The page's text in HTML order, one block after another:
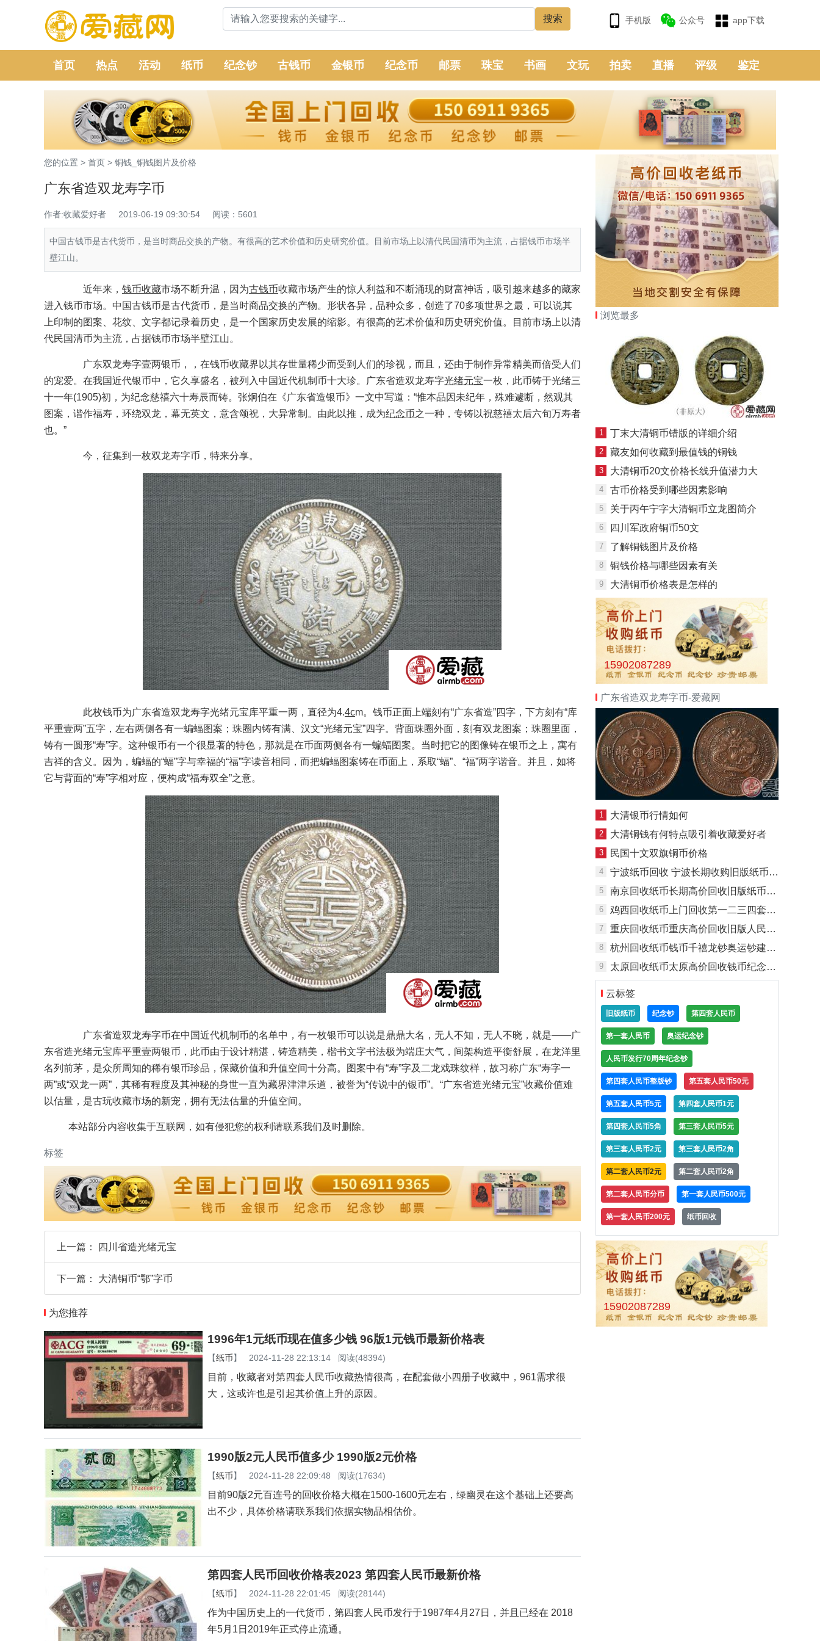
手机版 公众号 app下载
首页 热点 活动 纸币 纪念钞 古钱币 金银币 纪念币 邮票 珠宝 书画 文玩 拍卖 直播 评级 鉴定
您的位置 > 首页 > 铜钱_铜钱图片及价格
广东省造双龙寿字币
作者:收藏爱好者 2019-06-19 09:30:54 阅读：5601
中国古钱币是古代货币，是当时商品交换的产物。有很高的艺术价值和历史研究价值。目前市场上以清代民国清币为主流，占据钱币市场半
壁江山。
近年来， 钱币收藏市场不断升温，因为古钱币收藏市场产生的惊人利益和不断涌现的财富神话，吸引越来越多的藏家
进入钱币市场。中国古钱币是古代货币，是当时商品交换的产物。形状各异，品种众多，创造了70多项世界之最，可以说其
上印制的图案、花纹、文字都记录着历史，是一个国家历史发展的缩影。有很高的艺术价值和历史研究价值。目前市场上以清
代民国清币为主流，占据钱币市场半壁江山。
广东双龙寿字壹两银币，，在钱币收藏界以其存世量稀少而受到人们的珍视，而且，还由于制作异常精美而倍受人们
的宠爱。在我国近代银币中，它久享盛名，被列入中国近代机制币十大珍。广东省造双龙寿字光绪元宝一枚，此币铸于光绪三
十一年(1905)初，为纪念慈禧六十寿辰而铸。张炯伯在《广东省造银币》一文中写道：“惟本品因未纪年，殊难遽断，然观其
图案，谐作福寿，环绕双龙，幕无英文，意含颂祝，大异常制。由此以推，成为纪念币之一种，专铸以祝慈禧太后六旬万寿者
也。”
今，征集到一枚双龙寿字币，特来分享。
此枚钱币为广东省造双龙寿字光绪元宝库平重一两，直径为4.4cm。钱币正面上端刻有“广东省造”四字，下方刻有“库
平重壹两”五字，左右两侧各有一蝙蝠图案；珠圈内铸有满、汉文“光绪元宝”四字。背面珠圈外面，刻有双龙图案；珠圈里面，
铸有一圆形“寿”字。这种银币有一个很显著的特色，那就是在币面两侧各有一蝙蝠图案。当时把它的图像铸在银币之上，寓有
吉祥的含义。因为，蝙蝠的“蝠”字与幸福的“福”字读音相同，而把蝙蝠图案铸在币面上，系取“蝠”、“福”两字谐音。并且，如将
它与背面的“寿”字相对应，便构成“福寿双全”之意。
广东省造双龙寿字币在中国近代机制币的名单中，有一枚银币可以说是鼎鼎大名，无人不知，无人不晓，就是——广
东省造光绪元宝库平重壹两银币，此币由于设计精湛，铸造精美，楷书文字书法极为端庄大气，间架构造平衡舒展，在龙洋里
名列前茅，是众所周知的稀有银币珍品，保藏价值和升值空间十分高。图案中有“寿”字及二龙戏珠纹样，故习称广东“寿字一
两”或“双龙一两”，其稀有程度及其神秘的身世一直为藏界津津乐道，被誉为“传说中的银币”。“广东省造光绪元宝”收藏价值难
以估量，是古玩收藏市场的新宠，拥有无法估量的升值空间。
本站部分内容收集于互联网，如有侵犯您的权利请联系我们及时删除。
标签
上一篇： 四川省造光绪元宝
下一篇： 大清铜币“鄂”字币
为您推荐
1996年1元纸币现在值多少钱 96版1元钱币最新价格表
【纸币】 2024-11-28 22:13:14 阅读(48394)
目前，收藏者对第四套人民币收藏热情很高，在配套做小四册子收藏中，961需求很
大，这或许也是引起其价值上升的原因。
1990版2元人民币值多少 1990版2元价格
【纸币】 2024-11-28 22:09:48 阅读(17634)
目前90版2元百连号的回收价格大概在1500-1600元左右，绿幽灵在这个基础上还要高
出不少，具体价格请联系我们依据实物品相估价。
第四套人民币回收价格表2023 第四套人民币最新价格
【纸币】 2024-11-28 22:01:45 阅读(28144)
作为中国历史上的一代货币，第四套人民币发行于1987年4月27日，并且已经在 2018
年5月1日2019年正式停止流通。
浏览最多
1 丁末大清铜币错版的详细介绍
2 藏友如何收藏到最值钱的铜钱
3 大清铜币20文价格长线升值潜力大
4 古币价格受到哪些因素影响
5 关于丙午宁字大清铜币立龙图简介
6 四川军政府铜币50文
7 了解铜钱图片及价格
8 铜钱价格与哪些因素有关
9 大清铜币价格表是怎样的
15902087289
广东省造双龙寿字币-爱藏网
1 大清银币行情如何
2 大清铜钱有何特点吸引着收藏爱好者
3 民国十文双旗铜币价格
4 宁波纸币回收 宁波长期收购旧版纸币 宁波高价回收金银币
5 南京回收纸币长期高价回收旧版纸币人民币龙钞
6 鸡西回收纸币上门回收第一二三四套人民币奥运钞龙钞
7 重庆回收纸币重庆高价回收旧版人民币纪念钞连体钞
8 杭州回收纸币钱币千禧龙钞奥运钞建国钞
9 太原回收纸币太原高价回收钱币纪念钞太原收购纸币
云标签
旧版纸币 纪念钞 第四套人民币
第一套人民币 奥运纪念钞
人民币发行70周年纪念钞
第四套人民币整版钞 第五套人民币50元
第五套人民币5元 第四套人民币1元
第四套人民币5角 第三套人民币5元
第三套人民币2元 第三套人民币2角
第二套人民币2元 第二套人民币2角
第二套人民币分币 第一套人民币500元
第一套人民币200元 纸币回收
15902087289